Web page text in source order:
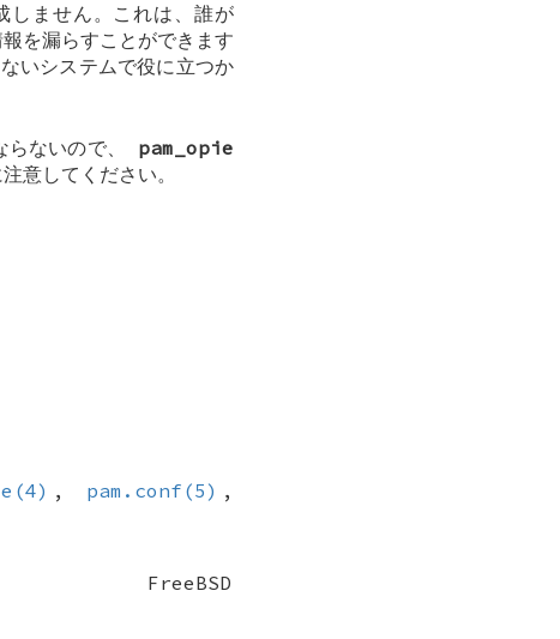
ません。これは、誰が
を漏らすことができます
いシステムで役に立つか
らないので、 pam_opie
意してください。
, pam.conf(5) ,
FreeBSD